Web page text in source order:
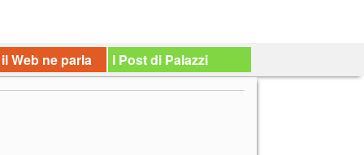
Web ne parla I Post di Palazzi